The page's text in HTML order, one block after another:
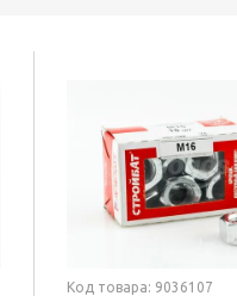
Код товара: 9036107